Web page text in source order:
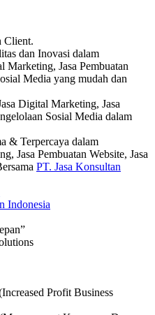
Client.
dan Inovasi dalam
Marketing, Jasa Pembuatan
Media yang mudah dan
Digital Marketing, Jasa
Sosial Media dalam
& Terpercaya dalam
Jasa Pembuatan Website, Jasa
PT. Jasa Konsultan
Indonesia
Profit Business